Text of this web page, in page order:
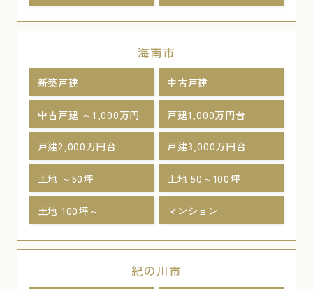
海南市
新築戸建 中古戸建
中古戸建 ～1,000万円 戸建1,000万円台
戸建2,000万円台 戸建3,000万円台
土地 ～50坪 土地 50～100坪
土地 100坪～ マンション
紀の川市